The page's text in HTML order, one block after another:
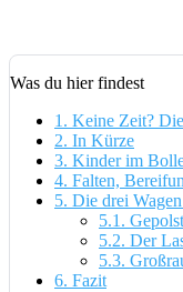
Was du hier findest
1. Keine Zeit?
2. In Kürze
3. Kinder im
4. Falten,
5. Die drei
5.1.
5.2. Der
5.3.
6. Fazit